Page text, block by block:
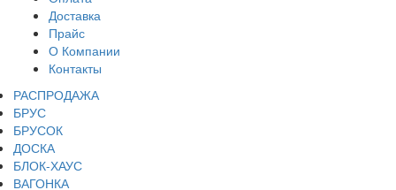
Доставка
Прайс
О Компании
Контакты
РАСПРОДАЖА
БРУС
БРУСОК
ДОСКА
БЛОК-ХАУС
ВАГОНКА